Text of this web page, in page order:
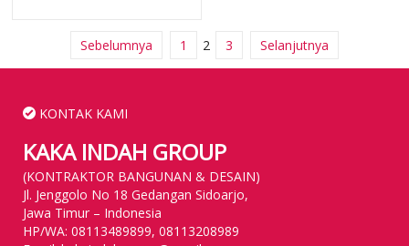
Sebelumnya 1 2 3 Selanjutnya
KONTAK KAMI
KAKA INDAH GROUP
(KONTRAKTOR BANGUNAN & DESAIN)
Jl. Jenggolo No 18 Gedangan Sidoarjo,
Jawa Timur – Indonesia
HP/WA: 08113489899, 08113208989